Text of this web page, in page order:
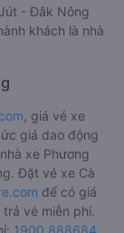
- Đắk Nông
khách là nhà
, giá vé xe
giá dao động
xe Phương
Đặt vé xe Cà
để có giá
vé miễn phí.
1900 888684.